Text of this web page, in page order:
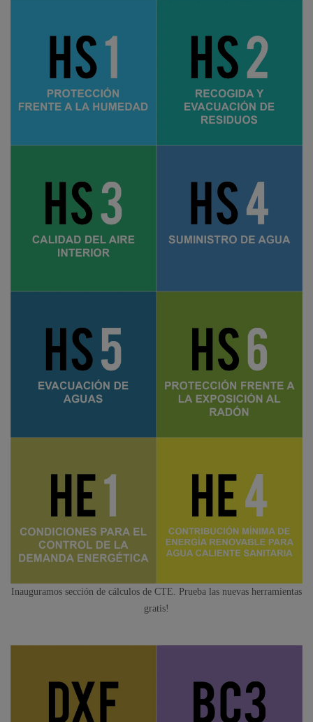
Inauguramos sección de cálculos de CTE. Prueba las nuevas herramientas
gratis!